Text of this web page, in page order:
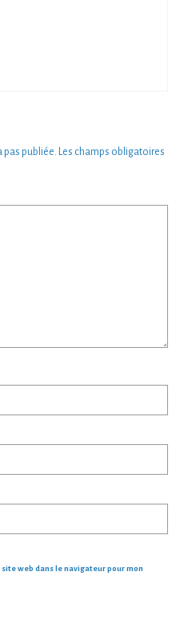
pas publiée. Les champs obligatoires
web dans le navigateur pour mon